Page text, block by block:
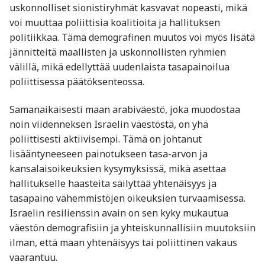
uskonnolliset sionistiryhmät kasvavat nopeasti, mikä
voi muuttaa poliittisia koalitioita ja hallituksen
politiikkaa. Tämä demografinen muutos voi myös lisätä
jännitteitä maallisten ja uskonnollisten ryhmien
välillä, mikä edellyttää uudenlaista tasapainoilua
poliittisessa päätöksenteossa.
Samanaikaisesti maan arabiväestö, joka muodostaa
noin viidenneksen Israelin väestöstä, on yhä
poliittisesti aktiivisempi. Tämä on johtanut
lisääntyneeseen painotukseen tasa-arvon ja
kansalaisoikeuksien kysymyksissä, mikä asettaa
hallitukselle haasteita säilyttää yhtenäisyys ja
tasapaino vähemmistöjen oikeuksien turvaamisessa.
Israelin resilienssin avain on sen kyky mukautua
väestön demografisiin ja yhteiskunnallisiin muutoksiin
ilman, että maan yhtenäisyys tai poliittinen vakaus
vaarantuu.